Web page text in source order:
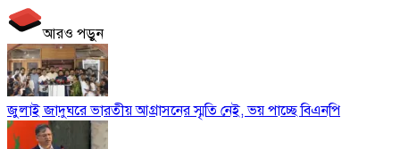
আরও পড়ুন
জুলাই জাদুঘরে ভারতীয় আগ্রাসনের স্মৃতি নেই, ভয় পাচ্ছে বিএনপি